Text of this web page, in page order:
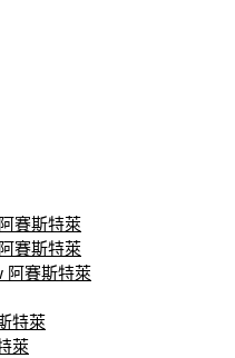
賽斯特萊
賽斯特萊
阿賽斯特萊
特萊
萊